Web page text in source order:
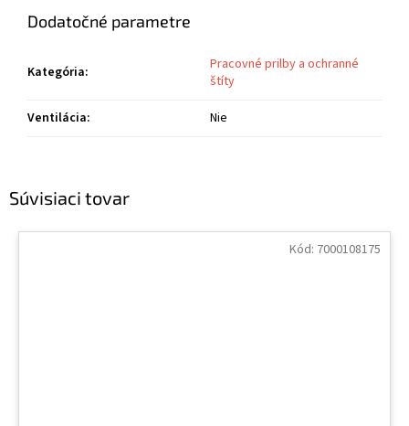
Súvisiaci tovar
Kód: 7000108175
Dodatočné parametre
Kategória:
Pracovné prilby a ochranné
štíty
Ventilácia: Nie